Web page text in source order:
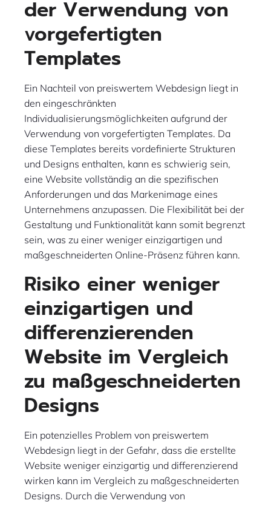
der Verwendung von
vorgefertigten
Templates
Ein Nachteil von preiswertem Webdesign liegt in
den eingeschränkten
Individualisierungsmöglichkeiten aufgrund der
Verwendung von vorgefertigten Templates. Da
diese Templates bereits vordefinierte Strukturen
und Designs enthalten, kann es schwierig sein,
eine Website vollständig an die spezifischen
Anforderungen und das Markenimage eines
Unternehmens anzupassen. Die Flexibilität bei der
Gestaltung und Funktionalität kann somit begrenzt
sein, was zu einer weniger einzigartigen und
maßgeschneiderten Online-Präsenz führen kann.
Risiko einer weniger
einzigartigen und
differenzierenden
Website im Vergleich
zu maßgeschneiderten
Designs
Ein potenzielles Problem von preiswertem
Webdesign liegt in der Gefahr, dass die erstellte
Website weniger einzigartig und differenzierend
wirken kann im Vergleich zu maßgeschneiderten
Designs. Durch die Verwendung von